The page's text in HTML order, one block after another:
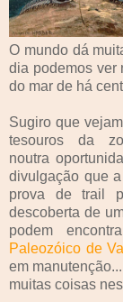
O mundo dá
dia podemos ver
do mar de há
Sugiro que
tesouros da
noutra
divulgação que
prova de trail
descoberta de
podem
Paleozóico de
em
muitas coisas